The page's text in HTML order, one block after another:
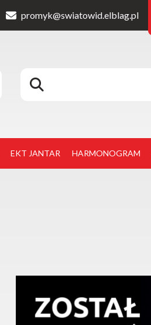
promyk@swiatowid.elblag.pl
EKT JANTAR HARMONOGRAM